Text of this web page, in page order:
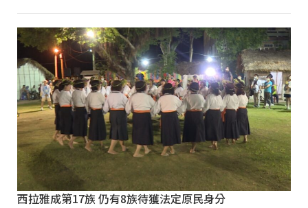
西拉雅成第17族 仍有8族待獲法定原民身分